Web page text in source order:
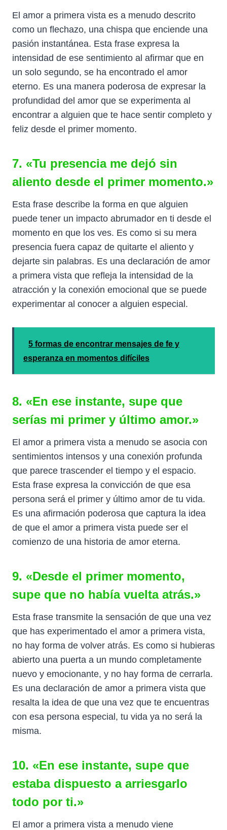
El amor a primera vista es a menudo descrito
como un flechazo, una chispa que enciende una
pasión instantánea. Esta frase expresa la
intensidad de ese sentimiento al afirmar que en
un solo segundo, se ha encontrado el amor
eterno. Es una manera poderosa de expresar la
profundidad del amor que se experimenta al
encontrar a alguien que te hace sentir completo y
feliz desde el primer momento.
7. «Tu presencia me dejó sin
aliento desde el primer momento.»
Esta frase describe la forma en que alguien
puede tener un impacto abrumador en ti desde el
momento en que los ves. Es como si su mera
presencia fuera capaz de quitarte el aliento y
dejarte sin palabras. Es una declaración de amor
a primera vista que refleja la intensidad de la
atracción y la conexión emocional que se puede
experimentar al conocer a alguien especial.
5 formas de encontrar mensajes de fe y
esperanza en momentos difíciles
8. «En ese instante, supe que
serías mi primer y último amor.»
El amor a primera vista a menudo se asocia con
sentimientos intensos y una conexión profunda
que parece trascender el tiempo y el espacio.
Esta frase expresa la convicción de que esa
persona será el primer y último amor de tu vida.
Es una afirmación poderosa que captura la idea
de que el amor a primera vista puede ser el
comienzo de una historia de amor eterna.
9. «Desde el primer momento,
supe que no había vuelta atrás.»
Esta frase transmite la sensación de que una vez
que has experimentado el amor a primera vista,
no hay forma de volver atrás. Es como si hubieras
abierto una puerta a un mundo completamente
nuevo y emocionante, y no hay forma de cerrarla.
Es una declaración de amor a primera vista que
resalta la idea de que una vez que te encuentras
con esa persona especial, tu vida ya no será la
misma.
10. «En ese instante, supe que
estaba dispuesto a arriesgarlo
todo por ti.»
El amor a primera vista a menudo viene